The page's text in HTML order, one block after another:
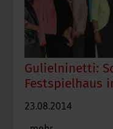
Gulielninetti:
Festspielhaus
23.08.2014